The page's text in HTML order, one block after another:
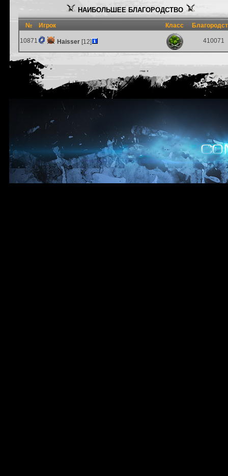
НАИБОЛЬШЕЕ БЛАГОРОДСТВО
№ Игрок Класс
10871 Haisser [12] 410071